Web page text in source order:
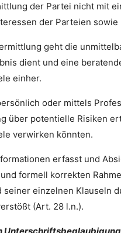
der Partei nicht mit
der Parteien
geht die
dient und eine
einher.
oder mittels
über potentielle Risiken
verwirken könnten.
erfasst und
formell korrekten
seiner einzelnen Klauseln
(Art. 28 l.n.).